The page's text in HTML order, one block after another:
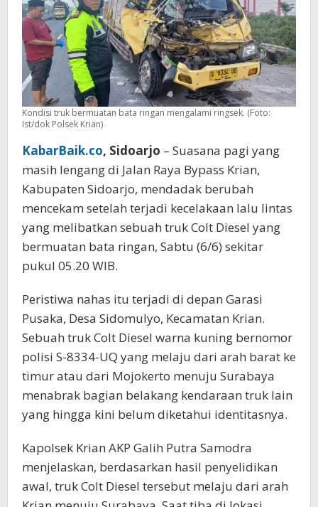
Kondisi truk bermuatan bata ringan mengalami ringsek. (Foto:
Ist/dok Polsek Krian)
KabarBaik.co, Sidoarjo – Suasana pagi yang
masih lengang di Jalan Raya Bypass Krian,
Kabupaten Sidoarjo, mendadak berubah
mencekam setelah terjadi kecelakaan lalu lintas
yang melibatkan sebuah truk Colt Diesel yang
bermuatan bata ringan, Sabtu (6/6) sekitar
pukul 05.20 WIB.
Peristiwa nahas itu terjadi di depan Garasi
Pusaka, Desa Sidomulyo, Kecamatan Krian.
Sebuah truk Colt Diesel warna kuning bernomor
polisi S-8334-UQ yang melaju dari arah barat ke
timur atau dari Mojokerto menuju Surabaya
menabrak bagian belakang kendaraan truk lain
yang hingga kini belum diketahui identitasnya.
Kapolsek Krian AKP Galih Putra Samodra
menjelaskan, berdasarkan hasil penyelidikan
awal, truk Colt Diesel tersebut melaju dari arah